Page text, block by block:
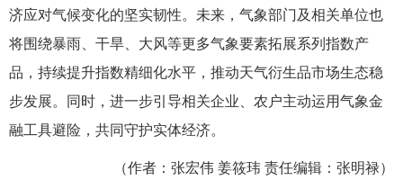
济应对气候变化的坚实韧性。未来，气象部门及相关单位也
将围绕暴雨、干旱、大风等更多气象要素拓展系列指数产
品，持续提升指数精细化水平，推动天气衍生品市场生态稳
步发展。同时，进一步引导相关企业、农户主动运用气象金
融工具避险，共同守护实体经济。
（作者：张宏伟 姜筱玮 责任编辑：张明禄）